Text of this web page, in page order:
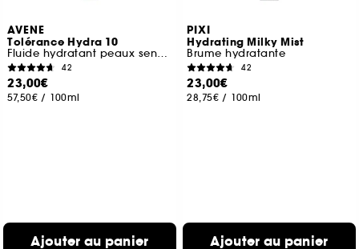
AVENE
Tolérance Hydra 10
Fluide hydratant peaux sensibles normales à mixtes
42
23,00€
57,50€ / 100ml
Ajouter au panier
PIXI
Hydrating Milky Mist
Brume hydratante
42
23,00€
28,75€ / 100ml
Ajouter au panier